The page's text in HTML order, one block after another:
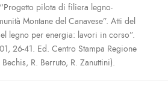
pilota di filiera legno-
Montane del Canavese”. Atti del
legno per energia: lavori in corso”.
26-41. Ed. Centro Stampa Regione
R. Berruto, R. Zanuttini).